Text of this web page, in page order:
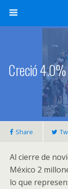
Creció
Share
Al cierre de
México 2
lo que